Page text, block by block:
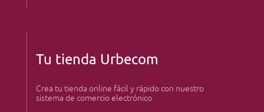
Tu tienda Urbecom
Crea tu tienda online fácil y rápido con nuestro
sistema de comercio electrónico